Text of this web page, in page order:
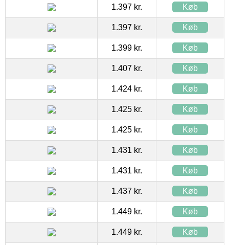
1.397 kr. Køb
1.397 kr. Køb
1.399 kr. Køb
1.407 kr. Køb
1.424 kr. Køb
1.425 kr. Køb
1.425 kr. Køb
1.431 kr. Køb
1.431 kr. Køb
1.437 kr. Køb
1.449 kr. Køb
1.449 kr. Køb